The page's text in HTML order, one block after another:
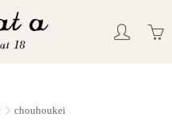
chouhoukei